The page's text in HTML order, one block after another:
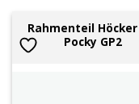
Rahmenteil Höcker
Pocky GP2